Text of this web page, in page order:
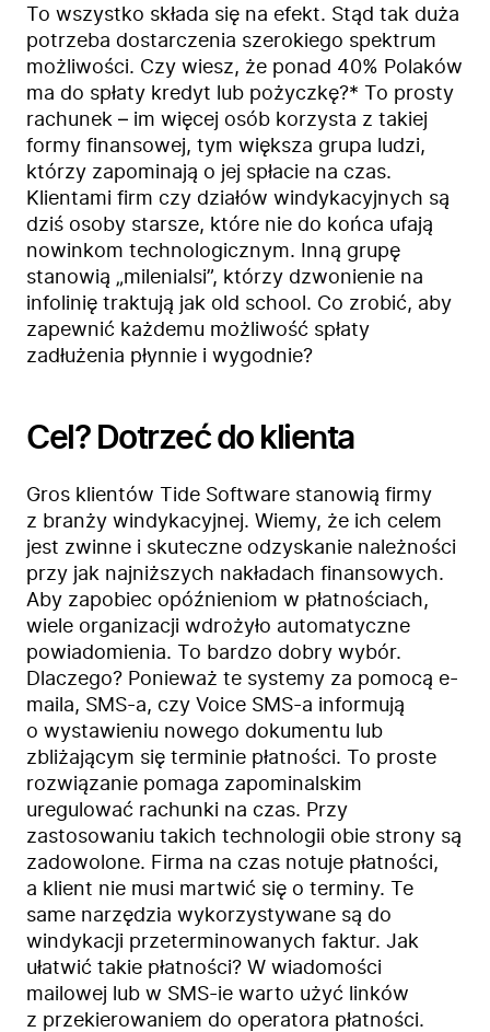
To wszystko składa się na efekt. Stąd tak duża
potrzeba dostarczenia szerokiego spektrum
możliwości. Czy wiesz, że ponad 40% Polaków
ma do spłaty kredyt lub pożyczkę?* To prosty
rachunek – im więcej osób korzysta z takiej
formy finansowej, tym większa grupa ludzi,
którzy zapominają o jej spłacie na czas.
Klientami firm czy działów windykacyjnych są
dziś osoby starsze, które nie do końca ufają
nowinkom technologicznym. Inną grupę
stanowią „milenialsi”, którzy dzwonienie na
infolinię traktują jak old school. Co zrobić, aby
zapewnić każdemu możliwość spłaty
zadłużenia płynnie i wygodnie?
Cel? Dotrzeć do klienta
Gros klientów Tide Software stanowią firmy
z branży windykacyjnej. Wiemy, że ich celem
jest zwinne i skuteczne odzyskanie należności
przy jak najniższych nakładach finansowych.
Aby zapobiec opóźnieniom w płatnościach,
wiele organizacji wdrożyło automatyczne
powiadomienia. To bardzo dobry wybór.
Dlaczego? Ponieważ te systemy za pomocą e-
maila, SMS-a, czy Voice SMS-a informują
o wystawieniu nowego dokumentu lub
zbliżającym się terminie płatności. To proste
rozwiązanie pomaga zapominalskim
uregulować rachunki na czas. Przy
zastosowaniu takich technologii obie strony są
zadowolone. Firma na czas notuje płatności,
a klient nie musi martwić się o terminy. Te
same narzędzia wykorzystywane są do
windykacji przeterminowanych faktur. Jak
ułatwić takie płatności? W wiadomości
mailowej lub w SMS-ie warto użyć linków
z przekierowaniem do operatora płatności.